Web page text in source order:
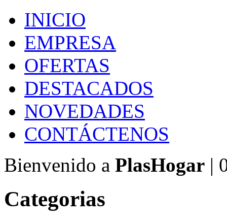
INICIO
EMPRESA
OFERTAS
DESTACADOS
NOVEDADES
CONTÁCTENOS
Bienvenido a PlasHogar |
Categorias